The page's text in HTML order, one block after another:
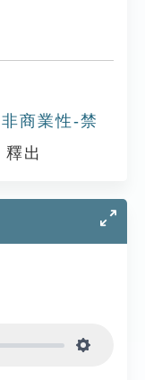
商業性-禁
釋出